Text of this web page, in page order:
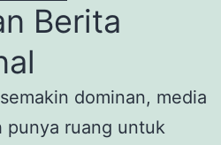
Berita
dominan, media
punya ruang untuk